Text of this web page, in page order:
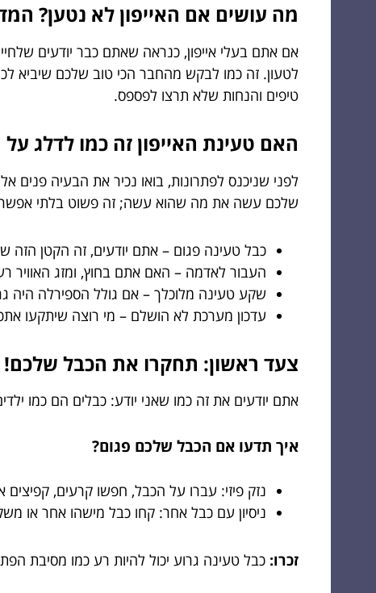
מה עושים אם האייפון לא נטען?
אם אתם בעלי אייפון, כנראה שאתם כבר יודעים
לטעון. זה כמו לבקש מהחבר הכי טוב שלכם שיביא
טיפים והנחות שלא תרצו לפספס.
האם טעינת האייפון זה כמו לדלג
לפני שניכנס לפתרונות, בואו נכיר את הבעיה פנים
שלכם עשה את מה שהוא עשה; זה פשוט בלתי
כבל טעינה פגום – אתם יודעים, זה הקטן הזה
העבור לאדמה – האם אתם בחוץ, ומזג האוויר
שקע טעינה מלוכלך – אם גולל הספירלה היה
עדכון מערכת לא הושלם – מי רוצה שיתקעו
צעד ראשון: תחקרו את הכבל שלכם!
אתם יודעים את זה כמו שאני יודע: כבלים הם כמו
איך תדעו אם הכבל שלכם פגום?
נזק פיזי: עברו על הכבל, חפשו קרעים,
ניסיון עם כבל אחר: קחו כבל מישהו אחר או
זכרו: כבל טעינה גרוע יכול להיות רע כמו מסיבת